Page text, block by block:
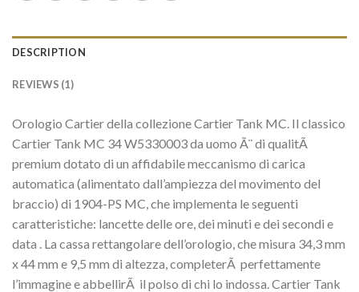
DESCRIPTION
REVIEWS (1)
Orologio Cartier della collezione Cartier Tank MC. Il classico
Cartier Tank MC 34 W5330003 da uomo Ã¨ di qualitÃ
premium dotato di un affidabile meccanismo di carica
automatica (alimentato dall’ampiezza del movimento del
braccio) di 1904-PS MC, che implementa le seguenti
caratteristiche: lancette delle ore, dei minuti e dei secondi e
data . La cassa rettangolare dell’orologio, che misura 34,3 mm
x 44 mm e 9,5 mm di altezza, completerÃ perfettamente
l’immagine e abbellirÃ il polso di chi lo indossa. Cartier Tank